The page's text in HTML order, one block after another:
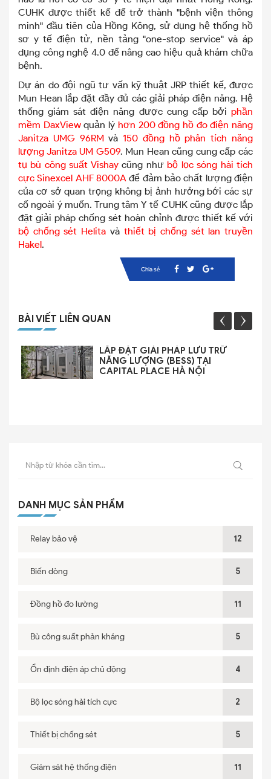
CUHK được thiết kế để trở thành "bệnh viện thông
minh" đầu tiên của Hồng Kông, sử dụng hệ thống hồ
sơ y tế điện tử, nền tảng "one-stop service" và áp
dụng công nghệ 4.0 để nâng cao hiệu quả khám chữa
bệnh.
Dự án do đội ngũ tư vấn kỹ thuật JRP thiết kế, được
Mun Hean lắp đặt đầy đủ các giải pháp điện năng. Hệ
thống giám sát điện năng được cung cấp bởi phần
mềm DaxViewquản lý hơn 200 đồng hồ đo điện năng
Janitza UMG 96RMvà150 đồng hồ phân tích năng
lượng Janitza UM G509. Mun Hean cũng cung cấp các
tụ bù công suất Vishaycũng nhưbộ lọc sóng hài tích
cực Sinexcel AHF 8000A để đảm bảo chất lượng điện
của cơ sở quan trọng không bị ảnh hưởng bới các sự
cố ngoài ý muốn. Trung tâm Y tế CUHK cũng được lắp
đặt giải pháp chống sét hoàn chỉnh được thiết kế với
bộ chống sét Helita và thiết bị chống sét lan truyền
Hakel.
Chia sẻ
BÀI VIẾT LIÊN QUAN
LẮP ĐẶT GIẢI PHÁP LƯU TRỮ
NĂNG LƯỢNG (BESS) TẠI
CAPITAL PLACE HÀ NỘI
DANH MỤC SẢN PHẨM
Relay bảo vệ 12
Biến dòng 5
Đồng hồ đo lường 11
Bù công suất phản kháng 5
Ổn định điện áp chủ động 4
Bộ lọc sóng hài tích cực 2
Thiết bị chống sét 5
Giám sát hệ thống điện 11